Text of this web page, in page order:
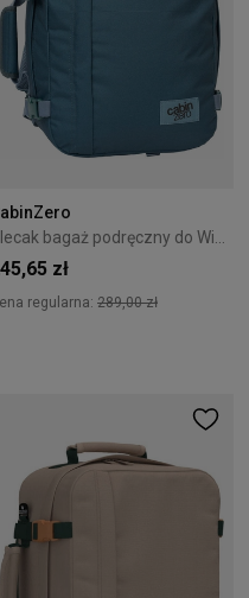
zł
regularna: 289,00 zł